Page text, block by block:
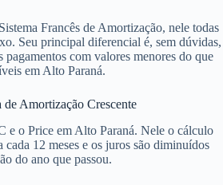
Francês de Amortização, nele todas
Seu principal diferencial é, sem dúvidas,
com valores menores do que
em Alto Paraná.
Amortização Crescente
e o Price em Alto Paraná. Nele o cálculo
cada 12 meses e os juros são diminuídos
do ano que passou.